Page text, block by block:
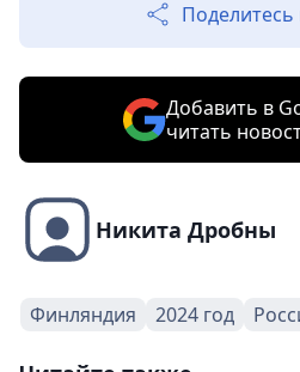
Добавить в
читать
Никита Дробны
Финляндия 2024 год